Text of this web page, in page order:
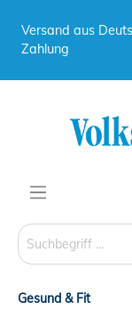
Versand aus
Zahlung
Gesund & Fit